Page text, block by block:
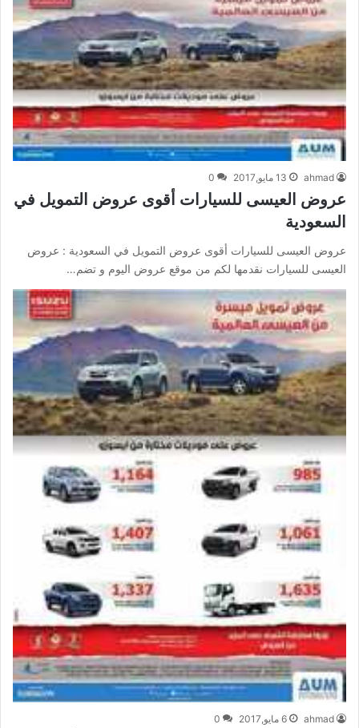
ahmad 13 مايو,2017 0
عروض العيسى للسيارات أقوى عروض التمويل في
السعودية
عروض العيسى للسيارات أقوى عروض التمويل في السعودية : عروض
العيسى للسيارات نقدمها لكم من موقع عروض اليوم و تضم…
ahmad 6 مايو,2017 0